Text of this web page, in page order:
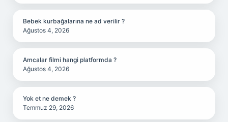
Bebek kurbağalarına ne ad verilir ?
Ağustos 4, 2026
Amcalar filmi hangi platformda ?
Ağustos 4, 2026
Yok et ne demek ?
Temmuz 29, 2026